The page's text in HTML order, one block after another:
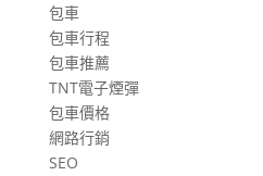
包車
包車行程
包車推薦
TNT電子煙彈
包車價格
網路行銷
SEO